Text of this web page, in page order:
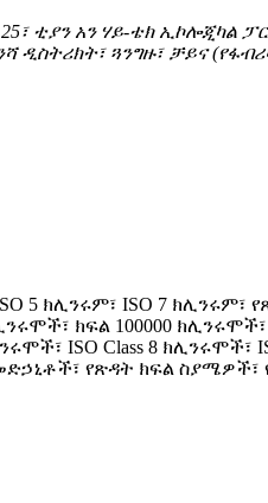
ቲያን አን ሃይ-ቴክ ኢኮሎጂካል
ዲስትሪክት፣ ጓንግዙ፣ ቻይና
5 ክሊንሩም፣ ISO 7
ክፍል 100000 ክሊንሩሞች፣
ISO Class 8
የጽዳት ክፍል ስያሜዎች፣